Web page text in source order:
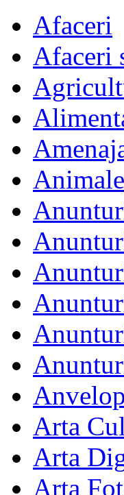
Afaceri
Afaceri
Animale
Arta
Arta
Arta